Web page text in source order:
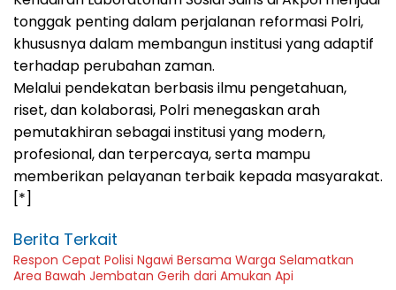
tonggak penting dalam perjalanan reformasi Polri,
khususnya dalam membangun institusi yang adaptif
terhadap perubahan zaman.
Melalui pendekatan berbasis ilmu pengetahuan,
riset, dan kolaborasi, Polri menegaskan arah
pemutakhiran sebagai institusi yang modern,
profesional, dan terpercaya, serta mampu
memberikan pelayanan terbaik kepada masyarakat.
[*]
Berita Terkait
Respon Cepat Polisi Ngawi Bersama Warga Selamatkan
Area Bawah Jembatan Gerih dari Amukan Api